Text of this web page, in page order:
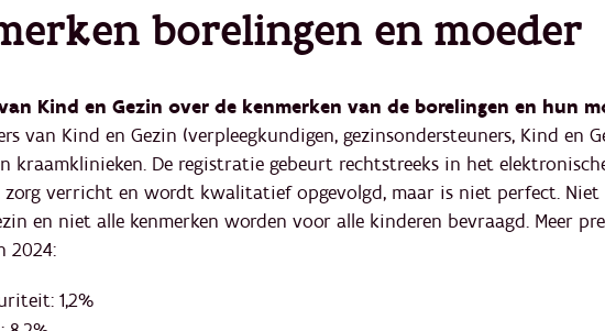
borelingen en moeder
Kind en Gezin over de kenmerken van de borelingen en hun
van Kind en Gezin (verpleegkundigen, gezinsondersteuners, Kind
kraamklinieken. De registratie gebeurt rechtstreeks in het
verricht en wordt kwalitatief opgevolgd, maar is niet perfect. Niet
en niet alle kenmerken worden voor alle kinderen bevraagd. Meer
2024:
1,2%